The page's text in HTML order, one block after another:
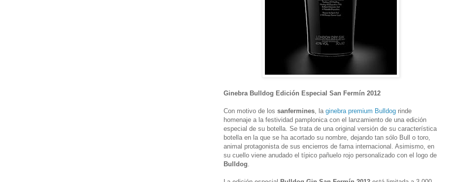
Ginebra Bulldog Edición Especial San Fermín 2012
Con motivo de los sanfermines , la ginebra premium Bulldog rinde
homenaje a la festividad pamplonica con el lanzamiento de una edición
especial de su botella. Se trata de una original versión de su característica
botella en la que se ha acortado su nombre, dejando tan sólo Bull o toro,
animal protagonista de sus encierros de fama internacional. Asimismo, en
su cuello viene anudado el típico pañuelo rojo personalizado con el logo de
Bulldog